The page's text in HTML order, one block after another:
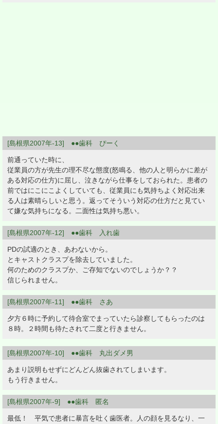
[島根県2007年-13] ●●歯科 ぴーく
前通っていた時に、
従業員の方が先生の理不尽な態度(怒鳴る、他の人と明らかに差が
ある対応の仕方)に屈し、泣きながら仕事をしておられた。患者の
前ではにこにこよくしていても、従業員にも気持ちよく対応出来
る人は素晴らしいと思う。返ってそういう対応の仕方だと見てい
て嫌な気持ちになる。二面性は気持ち悪い。
[島根県2007年-12] ●●歯科 入れ歯
PDの試適のとき、あわないから。
とキャストクラスプを除去していました。
何のためのクラスプか、ご存知でないのでしょうか？？
信じられません。
[島根県2007年-11] ●●歯科 さあ
夕方６時に予約して待合室でまっていたら診察してもらったのは
８時。２時間も待たされて二度と行きません。
[島根県2007年-10] ●●歯科 丸出ダメ男
あまり説明もせずにどんどん抜歯されてしまいます。
もう行きません。
[島根県2007年-9] ●●歯科 匿名
最低！ 平気で患者に暴言を吐く歯医者。人の顔を見るなり、一